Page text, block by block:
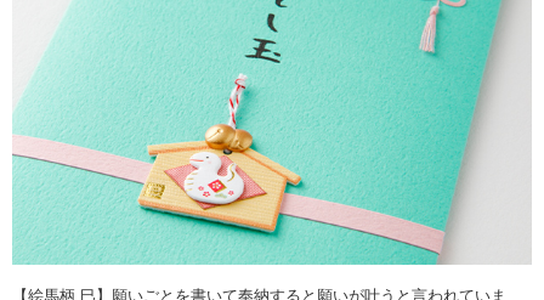
【絵馬柄 巳】願いごとを書いて奉納すると願いが叶うと言われていま